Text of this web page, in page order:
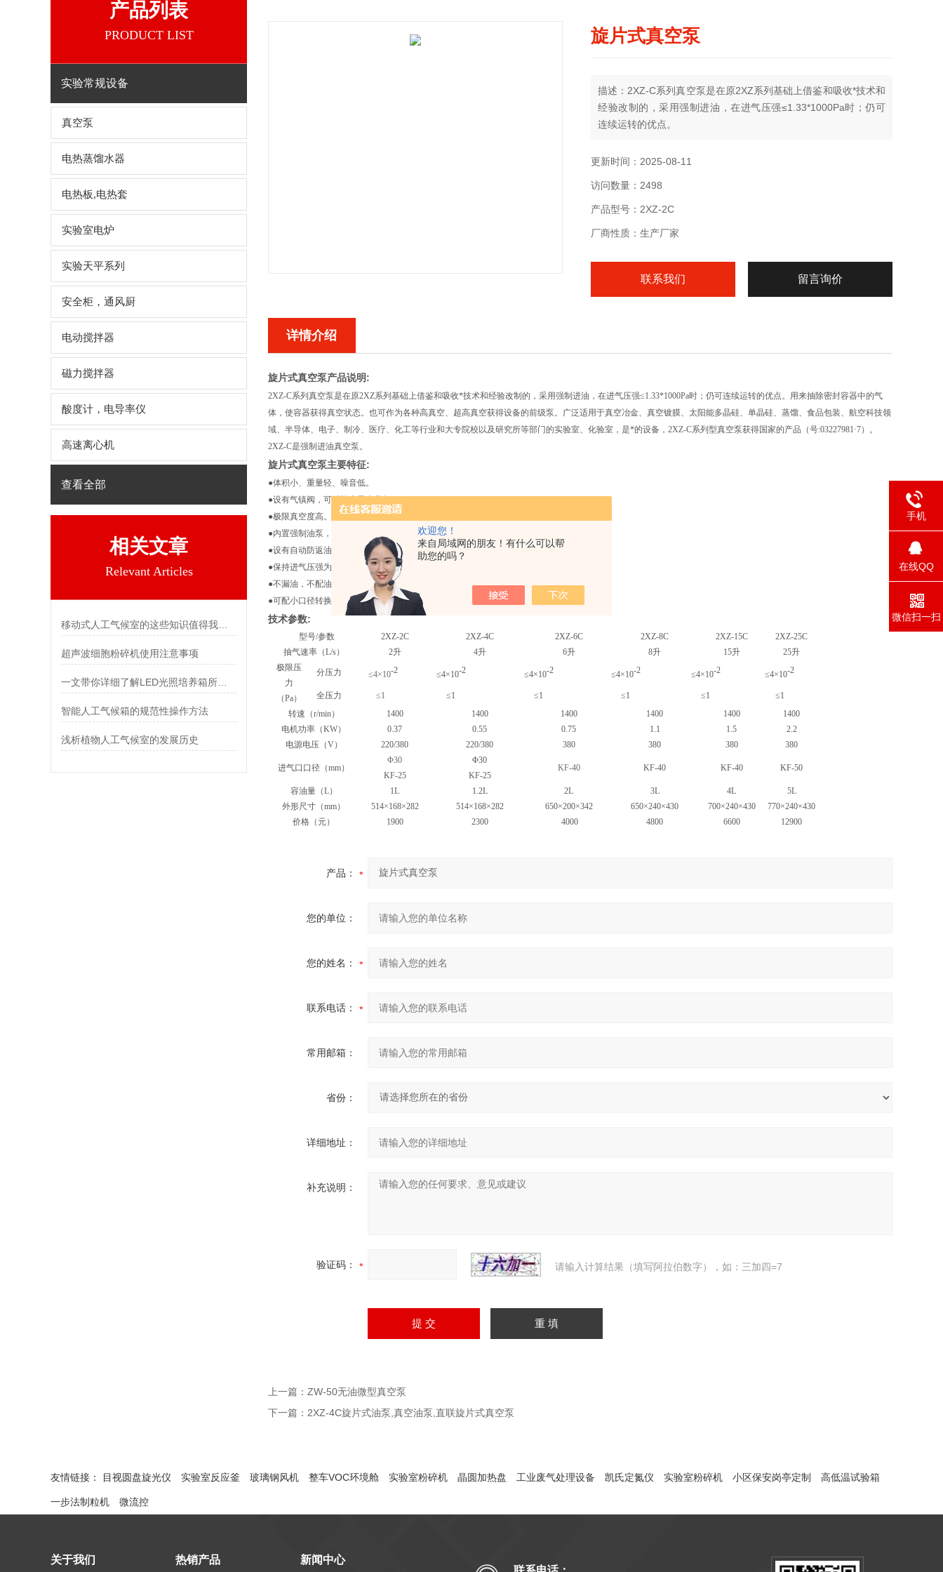
欢迎您！
来自局域网的朋友！有什么可以帮
助您的吗？
产品列表
PRODUCT LIST
实验常规设备
真空泵
电热蒸馏水器
电热板,电热套
实验室电炉
实验天平系列
安全柜，通风厨
电动搅拌器
磁力搅拌器
酸度计，电导率仪
高速离心机
查看全部
相关文章
Relevant Articles
移动式人工气候室的这些知识值得我们学习
超声波细胞粉碎机使用注意事项
一文带你详细了解LED光照培养箱所具备的优点
智能人工气候箱的规范性操作方法
浅析植物人工气候室的发展历史
旋片式真空泵
描述：2XZ-C系列真空泵是在原2XZ系列基础上借鉴和吸收*技术和
经验改制的，采用强制进油，在进气压强≤1.33*1000Pa时；仍可
连续运转的优点。
更新时间：2025-08-11
访问数量：2498
产品型号：2XZ-2C
厂商性质：生产厂家
联系我们 留言询价
详情介绍
旋片式真空泵产品说明:
2XZ-C系列真空泵是在原2XZ系列基础上借鉴和吸收*技术和经验改制的，采用强制进油，在进气压强≤1.33*1000Pa时；仍可连续运转的优点。用来抽除密封容器中的气
体，使容器获得真空状态。也可作为各种高真空、超高真空获得设备的前级泵。广泛适用于真空冶金、真空镀膜、太阳能多晶硅、单晶硅、蒸馏、食品包装、航空科技领
域、半导体、电子、制冷、医疗、化工等行业和大专院校以及研究所等部门的实验室、化验室，是*的设备，2XZ-C系列型真空泵获得国家的产品（号:03227981·7）。
2XZ-C是强制进油真空泵。
旋片式真空泵主要特征:
●体积小、重量轻、噪音低。
●设有气镇阀，可抽除少量水蒸气。
●极限真空度高。
●内置强制油泵，润滑充分，性能可靠。
●设有自动防返油止回阀，双重保险装置，启动方便 。
●保持进气压强为≤1.33*1000Pa时，仍可连续运转。
●不漏油，不配油，不污染工作环境。
●可配小口径转换接口、KF接口。
技术参数:
型号/参数 2XZ-2C 2XZ-4C 2XZ-6C 2XZ-8C 2XZ-15C
2XZ-25C
抽气速率（L/s）
2升 4升 6升 8升 15升
25升
极限压
力
（Pa）
分压力 ≤4×10-2 ≤4×10-2 ≤4×10-2 ≤4×10-2 ≤4×10-2 ≤4×10-2
全压力 ≤1 ≤1 ≤1 ≤1 ≤1
≤1
转速（r/min）
1400 1400 1400 1400 1400
1400
电机功率（KW）
0.37 0.55 0.75 1.1 1.5
2.2
电源电压（V）
220/380 220/380 380 380 380 380
进气口口径（mm）
Φ30 Φ30
KF-40 KF-40 KF-40 KF-50
KF-25
KF-25
容油量（L）
1L 1.2L 2L 3L 4L
5L
外形尺寸（mm）
514×168×282 514×168×282 650×200×342 650×240×430 700×240×430
770×240×430
价格（元）
1900 2300 4000 4800 6600 12900
产品：
您的单位：
您的姓名：
联系电话：
常用邮箱：
省份：
详细地址：
补充说明：
验证码： 请输入计算结果（填写阿拉伯数字），如：三加四=7
上一篇： ZW-50无油微型真空泵
下一篇： 2XZ-4C旋片式油泵,真空油泵,直联旋片式真空泵
友情链接： 目视圆盘旋光仪 实验室反应釜 玻璃钢风机 整车VOC环境舱 实验室粉碎机 晶圆加热盘 工业废气处理设备 凯氏定氮仪 实验室粉碎机 小区保安岗亭定制 高低温试验箱
一步法制粒机 微流控
关于我们 热销产品
新闻中心
手机
在线QQ
微信扫一扫